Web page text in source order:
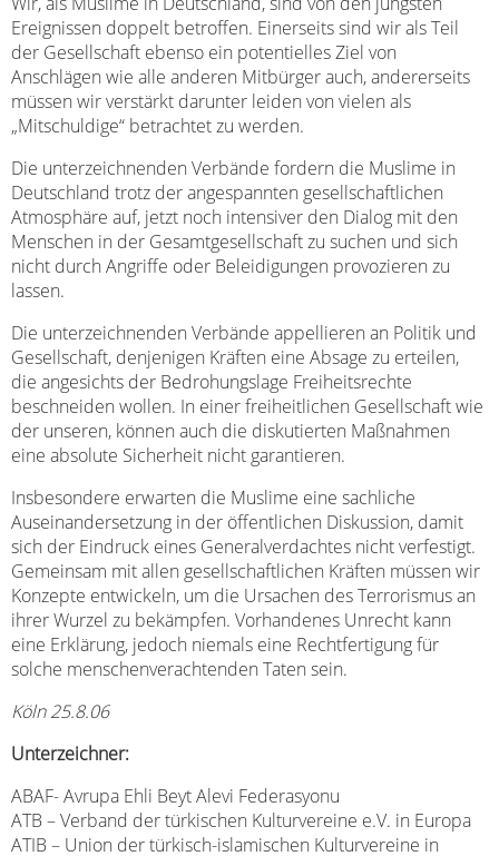
Ereignissen doppelt betroffen. Einerseits sind wir als Teil
der Gesellschaft ebenso ein potentielles Ziel von
Anschlägen wie alle anderen Mitbürger auch, andererseits
müssen wir verstärkt darunter leiden von vielen als
„Mitschuldige“ betrachtet zu werden.
Die unterzeichnenden Verbände fordern die Muslime in
Deutschland trotz der angespannten gesellschaftlichen
Atmosphäre auf, jetzt noch intensiver den Dialog mit den
Menschen in der Gesamtgesellschaft zu suchen und sich
nicht durch Angriffe oder Beleidigungen provozieren zu
lassen.
Die unterzeichnenden Verbände appellieren an Politik und
Gesellschaft, denjenigen Kräften eine Absage zu erteilen,
die angesichts der Bedrohungslage Freiheitsrechte
beschneiden wollen. In einer freiheitlichen Gesellschaft wie
der unseren, können auch die diskutierten Maßnahmen
eine absolute Sicherheit nicht garantieren.
Insbesondere erwarten die Muslime eine sachliche
Auseinandersetzung in der öffentlichen Diskussion, damit
sich der Eindruck eines Generalverdachtes nicht verfestigt.
Gemeinsam mit allen gesellschaftlichen Kräften müssen wir
Konzepte entwickeln, um die Ursachen des Terrorismus an
ihrer Wurzel zu bekämpfen. Vorhandenes Unrecht kann
eine Erklärung, jedoch niemals eine Rechtfertigung für
solche menschenverachtenden Taten sein.
Köln 25.8.06
Unterzeichner:
ABAF- Avrupa Ehli Beyt Alevi Federasyonu
ATB – Verband der türkischen Kulturvereine e.V. in Europa
ATIB – Union der türkisch-islamischen Kulturvereine in